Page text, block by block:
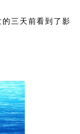
三天前看到了影